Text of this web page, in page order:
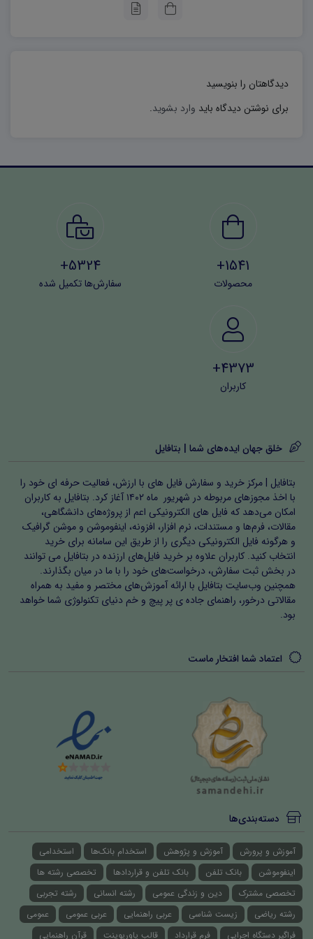
دیدگاهتان را بنویسید
برای نوشتن دیدگاه باید وارد بشوید.
1541+
محصولات
5324+
سفارش‌ها تکمیل شده
4373+
کاربران
خلق جهان ایده‌های شما | بتافایل
بتافایل | مرکز خرید و سفارش فایل های با ارزش، فعالیت حرفه ای خود را
با اخذ مجوزهای مربوطه در شهریور ماه ۱۴۰۲ آغاز کرد. بتافایل به کاربران
امکان می‌دهد که فایل های الکترونیکی اعم از پروژه‌های دانشگاهی،
مقالات، فرم‌ها و مستندات، نرم افزار، افزونه، اینفوموشن و موشن گرافیک
و هرگونه فایل الکترونیکی دیگری را از طریق این سامانه برای خرید
انتخاب کنید. کاربران علاوه بر خرید فایل‌های ارزنده در بتافایل می توانند
در بخش ثبت سفارش، درخواست‌های خود را با ما در میان بگذارند.
همچنین وب‌سایت بتافایل با ارائه آموزش‌های مختصر و مفید به همراه
مقالاتی درخور، راهنمای جاده ی پر پیچ و خم دنیای تکنولوژی شما خواهد
بود.
اعتماد شما افتخار ماست
دسته‌بندی‌ها
آموزش و پرورش آموزش و پژوهش استخدام بانک‌ها
استخدامی
اینفوموشن
بانک تلفن بانک تلفن و قراردادها
تخصصی رشته ها
تخصصی مشترک
دین و زندگی عمومی رشته انسانی
رشته تجربی
رشته ریاضی
زیست شناسی عربی راهنمایی عربی عمومی
عمومی
فراگیر دستگاه اجرایی
فرم قرارداد قالب پاورپوینت قرآن راهنمایی